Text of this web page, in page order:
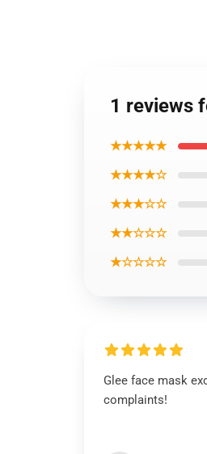
1 reviews
★★★★★
★★★★☆
★★★☆☆
★★☆☆☆
★☆☆☆☆
Glee face mask
complaints!